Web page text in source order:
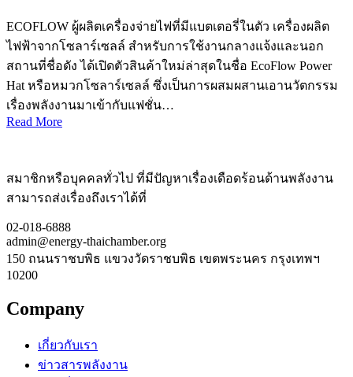
ECOFLOW ผู้ผลิตเครื่องจ่ายไฟที่มีแบตเตอรี่ในตัว เครื่องผลิต
ไฟฟ้าจากโซลาร์เซลล์ สำหรับการใช้งานกลางแจ้งและนอก
สถานที่ชื่อดัง ได้เปิดตัวสินค้าใหม่ล่าสุดในชื่อ EcoFlow Power
Hat หรือหมวกโซลาร์เซลล์ ซึ่งเป็นการผสมผสานเอานวัตกรรม
เรื่องพลังงานมาเข้ากับแฟชั่น…
Read More
สมาชิกหรือบุคคลทั่วไป ที่มีปัญหาเรื่องเดือดร้อนด้านพลังงาน
สามารถส่งเรื่องถึงเราได้ที่
02-018-6888
admin@energy-thaichamber.org
150 ถนนราชบพิธ แขวงวัดราชบพิธ เขตพระนคร กรุงเทพฯ
10200
Company
เกี่ยวกับเรา
ข่าวสารพลังงาน